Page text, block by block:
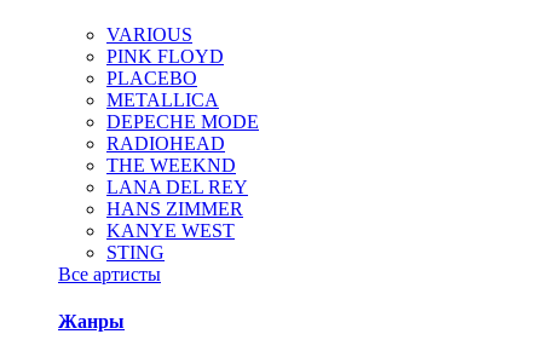
VARIOUS
PINK FLOYD
PLACEBO
METALLICA
DEPECHE MODE
RADIOHEAD
THE WEEKND
LANA DEL REY
HANS ZIMMER
KANYE WEST
STING
Все артисты
Жанры